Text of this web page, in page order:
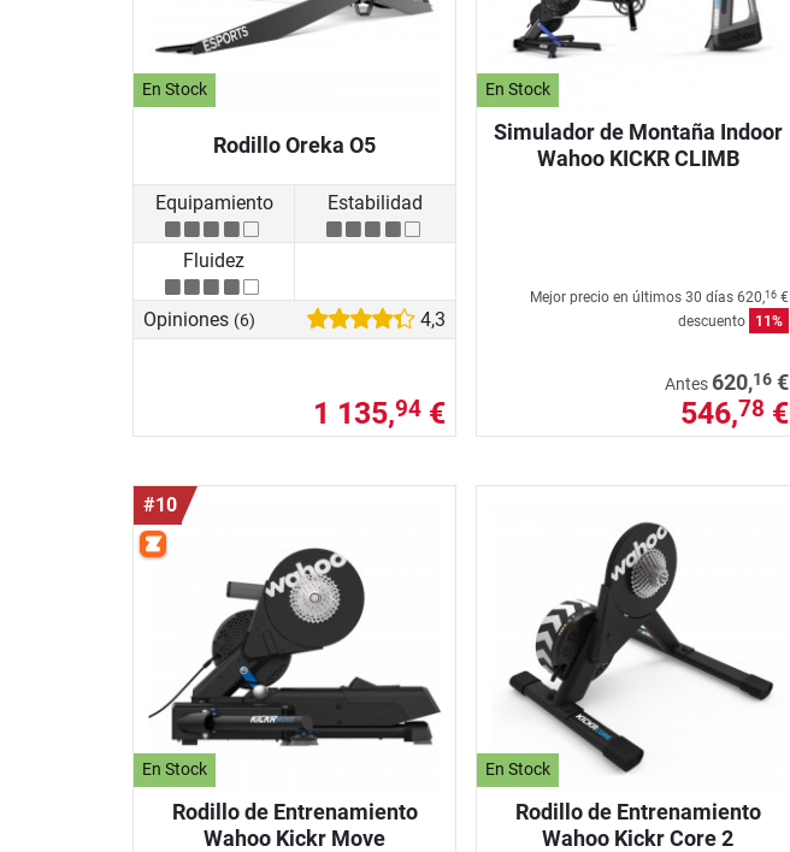
En Stock
Rodillo Oreka O5
Equipamiento Estabilidad
Fluidez
Opiniones (6) 4,3
1 135,94 €
En Stock
Simulador de Montaña Indoor
Wahoo KICKR CLIMB
Mejor precio en últimos 30 días 620,16 €
descuento
11%
Antes 620,16 €
546,78 €
#10
En Stock
Rodillo de Entrenamiento
Wahoo Kickr Move
En Stock
Rodillo de Entrenamiento
Wahoo Kickr Core 2